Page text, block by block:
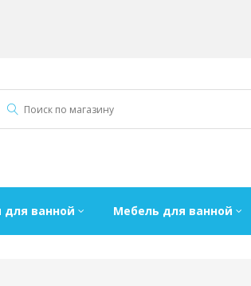
для ванной Мебель для ванной